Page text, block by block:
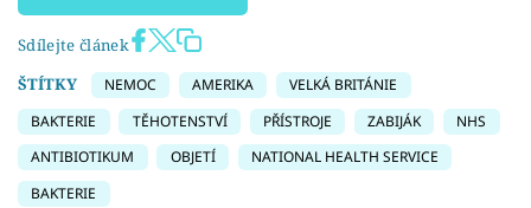
Sdílejte článek
ŠTÍTKY
NEMOC AMERIKA
VELKÁ BRITÁNIE
BAKTERIE
TĚHOTENSTVÍ PŘÍSTROJE ZABIJÁK
NHS
ANTIBIOTIKUM
OBJETÍ
NATIONAL HEALTH SERVICE
BAKTERIE